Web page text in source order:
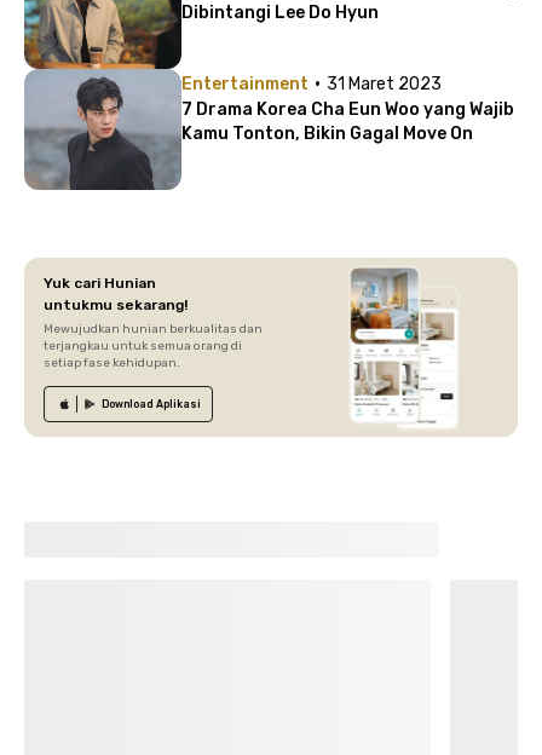
Dibintangi Lee Do Hyun
Entertainment · 31 Maret 2023
7 Drama Korea Cha Eun Woo yang Wajib
Kamu Tonton, Bikin Gagal Move On
Yuk cari Hunian
untukmu sekarang!
Mewujudkan hunian berkualitas dan
terjangkau untuk semua orang di
setiap fase kehidupan.
Download Aplikasi